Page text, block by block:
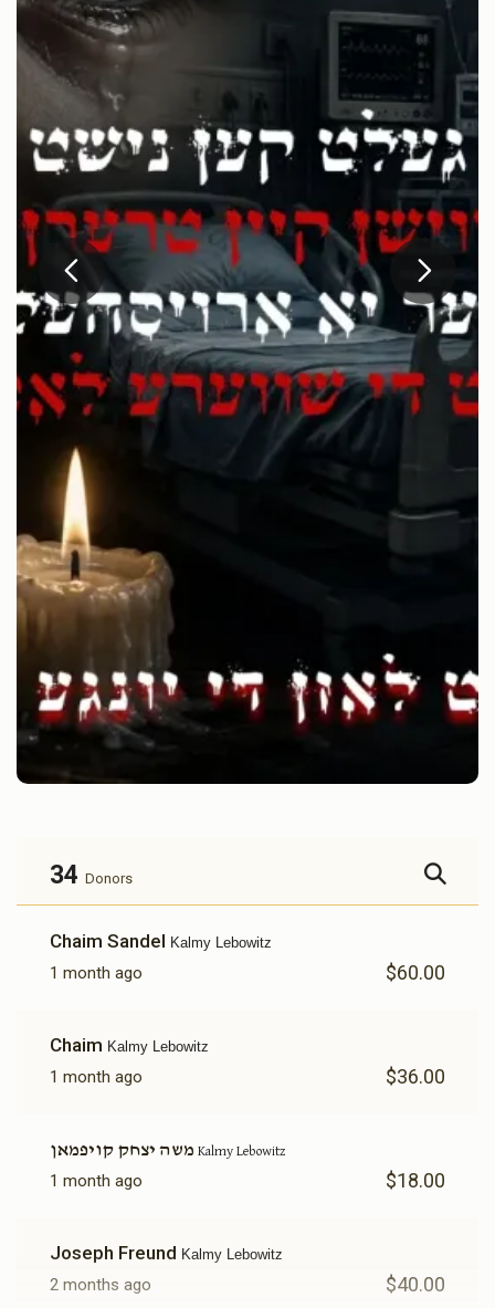
34 Donors
Chaim Sandel Kalmy Lebowitz
1 month ago $60.00
Chaim Kalmy Lebowitz
1 month ago $36.00
Kalmy Lebowitz
1 month ago $18.00
Joseph Freund Kalmy Lebowitz
2 months ago $40.00